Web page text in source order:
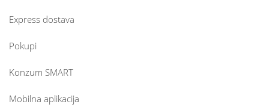
Express dostava
Pokupi
Konzum SMART
Mobilna aplikacija